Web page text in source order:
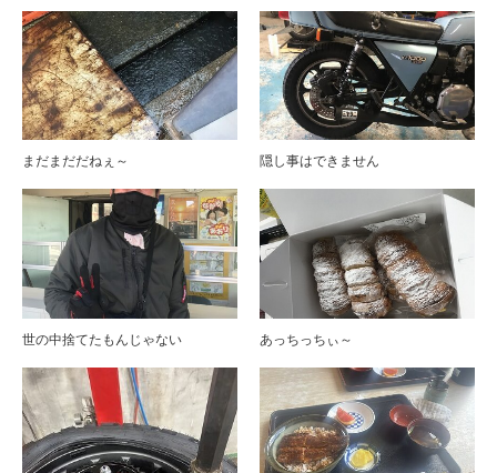
まだまだだねぇ～ 隠し事はできません
世の中捨てたもんじゃない あっちっちぃ～